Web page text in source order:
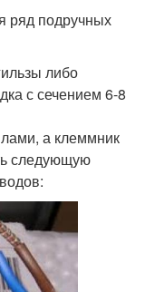
ряд подручных
либо
с сечением 6-8
а клеммник
следующую